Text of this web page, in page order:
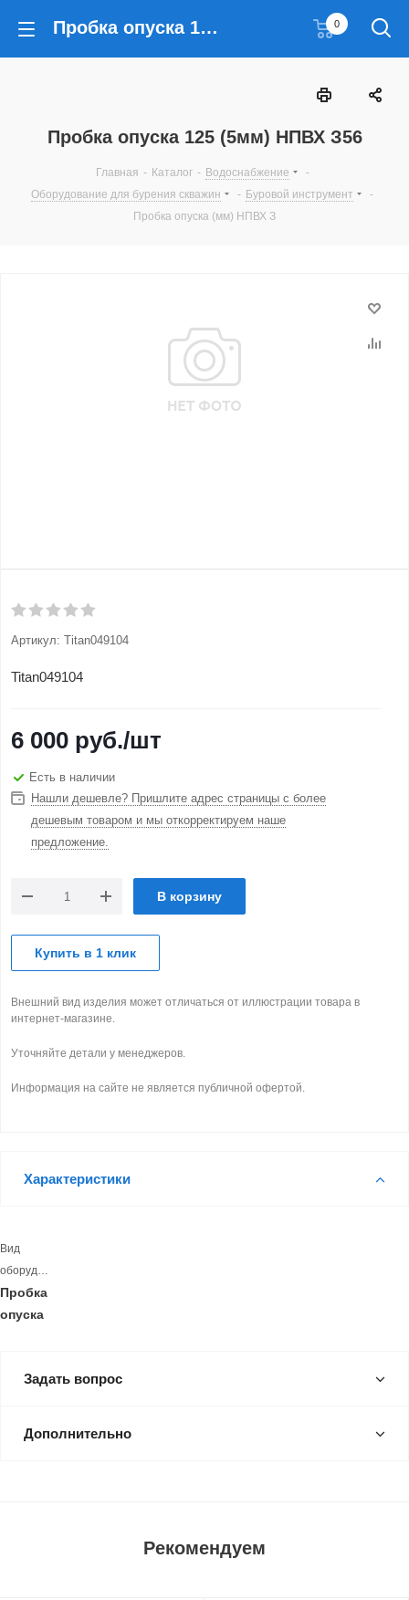
Пробка опуска 125 (5мм) НПВХ З56 0
Пробка опуска 125 (5мм) НПВХ З56
Главная - Каталог - Водоснабжение
-
Оборудование для бурения скважин
- Буровой инструмент
-
Пробка опуска (мм) НПВХ З
Артикул: Titan049104
Titan049104
6 000 руб./шт
Есть в наличии
Нашли дешевле? Пришлите адрес страницы с более
дешевым товаром и мы откорректируем наше
предложение.
В корзину
Купить в 1 клик
Внешний вид изделия может отличаться от иллюстрации товара в
интернет-магазине.
Уточняйте детали у менеджеров.
Информация на сайте не является публичной офертой.
Характеристики
Вид
оборудования
Пробка
опуска
Задать вопрос
Дополнительно
Рекомендуем